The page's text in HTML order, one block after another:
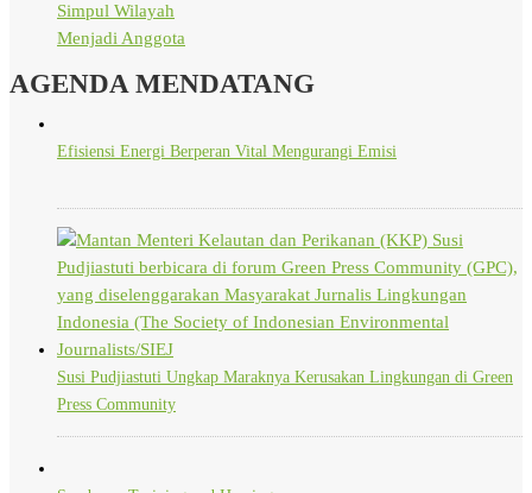
Simpul Wilayah
Menjadi Anggota
AGENDA MENDATANG
Efisiensi Energi Berperan Vital Mengurangi Emisi
Susi Pudjiastuti Ungkap Maraknya Kerusakan Lingkungan di Green
Press Community